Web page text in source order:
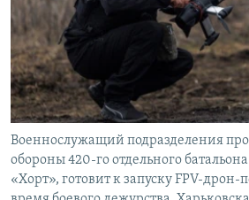
ПОБЕДИТЕЛЕЙ НЕ СУДЯТ?
КРЫМ.НЕПОКОРЕННЫЙ
ELIFBE
УКРАИНСКАЯ ПРОБЛЕМА КРЫМА
ПРИСОЕДИНЯЙТЕСЬ!
Все сайты RFE/RL
Военнослужащий подразделения
обороны 420-го отдельного
«Хорт», готовит к запуску FPV-дрон-